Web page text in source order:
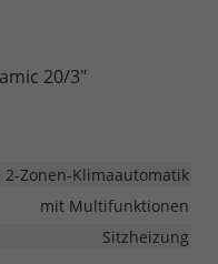
20/3"
Zonen-Klimaautomatik
mit Multifunktionen
Sitzheizung